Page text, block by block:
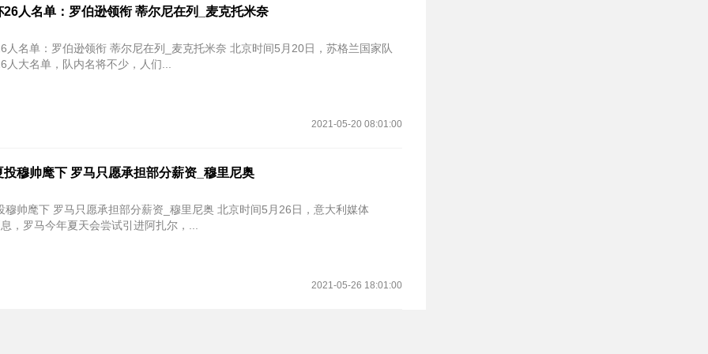
26人名单：罗伯逊领衔 蒂尔尼在列_麦克托米奈
罗伯逊领衔 蒂尔尼在列_麦克托米奈 北京时间5月20日，苏格兰国家队
人大名单，队内名将不少，人们...
2021-05-20 08:01:00
投穆帅麾下 罗马只愿承担部分薪资_穆里尼奥
罗马只愿承担部分薪资_穆里尼奥 北京时间5月26日，意大利媒体
，罗马今年夏天会尝试引进阿扎尔，...
2021-05-26 18:01:00